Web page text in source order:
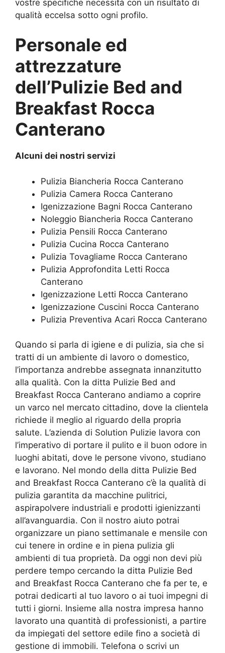
vostre specifiche necessità con un risultato di
qualità eccelsa sotto ogni profilo.
Personale ed
attrezzature
dell’Pulizie Bed and
Breakfast Rocca
Canterano
Alcuni dei nostri servizi
Pulizia Biancheria Rocca Canterano
Pulizia Camera Rocca Canterano
Igenizzazione Bagni Rocca Canterano
Noleggio Biancheria Rocca Canterano
Pulizia Pensili Rocca Canterano
Pulizia Cucina Rocca Canterano
Pulizia Tovagliame Rocca Canterano
Pulizia Approfondita Letti Rocca
Canterano
Igenizzazione Letti Rocca Canterano
Igenizzazione Cuscini Rocca Canterano
Pulizia Preventiva Acari Rocca Canterano
Quando si parla di igiene e di pulizia, sia che si
tratti di un ambiente di lavoro o domestico,
l’importanza andrebbe assegnata innanzitutto
alla qualità. Con la ditta Pulizie Bed and
Breakfast Rocca Canterano andiamo a coprire
un varco nel mercato cittadino, dove la clientela
richiede il meglio al riguardo della propria
salute. L’azienda di Solution Pulizie lavora con
l’imperativo di portare il pulito e il buon odore in
luoghi abitati, dove le persone vivono, studiano
e lavorano. Nel mondo della ditta Pulizie Bed
and Breakfast Rocca Canterano c’è la qualità di
pulizia garantita da macchine pulitrici,
aspirapolvere industriali e prodotti igienizzanti
all’avanguardia. Con il nostro aiuto potrai
organizzare un piano settimanale e mensile con
cui tenere in ordine e in piena pulizia gli
ambienti di tua proprietà. Da oggi non devi più
perdere tempo cercando la ditta Pulizie Bed
and Breakfast Rocca Canterano che fa per te, e
potrai dedicarti al tuo lavoro o ai tuoi impegni di
tutti i giorni. Insieme alla nostra impresa hanno
lavorato una quantità di professionisti, a partire
da impiegati del settore edile fino a società di
gestione di immobili. Telefona o scrivi un